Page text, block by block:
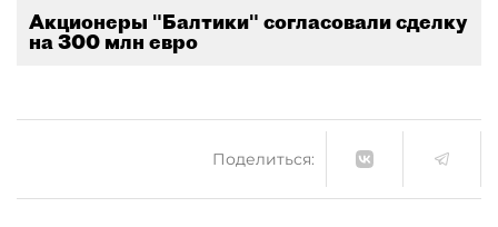
Акционеры "Балтики" согласовали сделку
на 300 млн евро
Поделиться: